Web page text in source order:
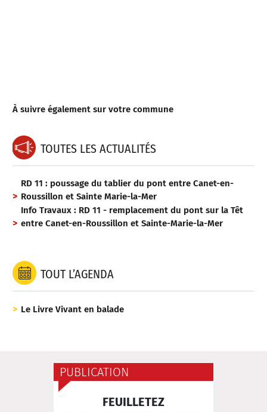
À suivre également sur votre commune
TOUTES LES ACTUALITÉS
RD 11 : poussage du tablier du pont entre Canet-en-
Roussillon et Sainte Marie-la-Mer
Info Travaux : RD 11 - remplacement du pont sur la Têt
entre Canet-en-Roussillon et Sainte-Marie-la-Mer
TOUT L’AGENDA
Le Livre Vivant en balade
PUBLICATION
FEUILLETEZ